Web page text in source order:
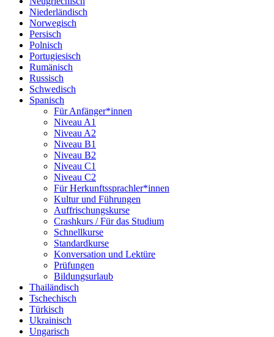
Niederländisch
Norwegisch
Persisch
Polnisch
Portugiesisch
Rumänisch
Russisch
Schwedisch
Spanisch
Für Anfänger*innen
Niveau A1
Niveau A2
Niveau B1
Niveau B2
Niveau C1
Niveau C2
Für Herkunftssprachler*innen
Kultur und Führungen
Auffrischungskurse
Crashkurs / Für das Studium
Schnellkurse
Standardkurse
Konversation und Lektüre
Prüfungen
Bildungsurlaub
Thailändisch
Tschechisch
Türkisch
Ukrainisch
Ungarisch